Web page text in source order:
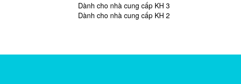
Dành cho nhà cung cấp KH 3
Dành cho nhà cung cấp KH 2